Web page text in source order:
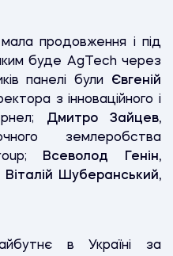
мала продовження і під
буде AgTech через
панелі були Євгеній
з інноваційного і
Дмитро Зайцев,
землеробства
Всеволод Генін,
Віталій Шуберанський,
в Україні за